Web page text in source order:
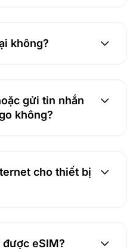
không?
gửi tin nhắn
không?
cho thiết bị
eSIM?